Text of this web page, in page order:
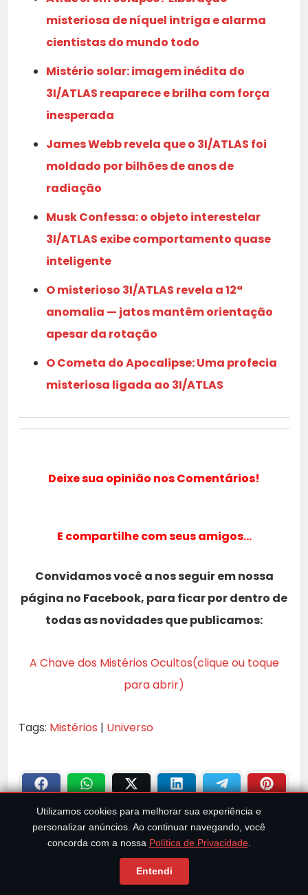
misteriosa de níquel intriga e alarma
cientistas do mundo todo
Mistério solar: imagem inédita do
3I/ATLAS reaparece e brilha com força
inesperada
James Webb revela que o 3I/ATLAS foi
moldado por bilhões de anos de
radiação
Musk Confessa: o objeto interestelar
3I/ATLAS exibe comportamento quase
inteligente
O misterioso 3I/ATLAS revela a 12ª
anomalia — jatos mantêm orientação
apesar da rotação
O Cometa do Apocalipse: Uma profecia
misteriosa ligada ao 3I/ATLAS
Deixe sua opinião nos Comentários!
E compartilhe com seus amigos…
Convidamos você a nos seguir em nossa
página no Facebook, para ficar por dentro de
todas as novidades que publicamos:
A Chave dos Mistérios Ocultos(clique ou toque
para abrir)
Tags: Mistérios | Universo
ANTERIOR
Geleira do Apocalipse na Antártida treme: 368
Utilizamos cookies para melhorar sua experiência e
personalizar anúncios. Ao continuar navegando, você
concorda com a nossa Política de Privacidade.
Entendi